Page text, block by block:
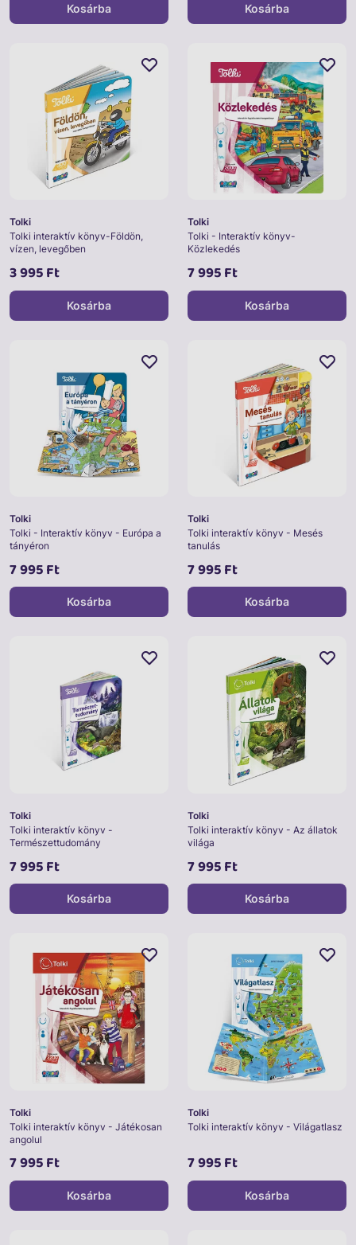
Kosárba Kosárba
Tolki
Tolki interaktív könyv-Földön,
vízen, levegőben
3 995 Ft
Kosárba
Tolki
Tolki - Interaktív könyv-
Közlekedés
7 995 Ft
Kosárba
Tolki
Tolki - Interaktív könyv - Európa a
tányéron
7 995 Ft
Kosárba
Tolki
Tolki interaktív könyv - Mesés
tanulás
7 995 Ft
Kosárba
Tolki
Tolki interaktív könyv -
Természettudomány
7 995 Ft
Kosárba
Tolki
Tolki interaktív könyv - Az állatok
világa
7 995 Ft
Kosárba
Tolki
Tolki interaktív könyv - Játékosan
angolul
7 995 Ft
Kosárba
Tolki
Tolki interaktív könyv - Világatlasz
7 995 Ft
Kosárba